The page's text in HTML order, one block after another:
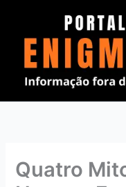
conteúdo
Quatro